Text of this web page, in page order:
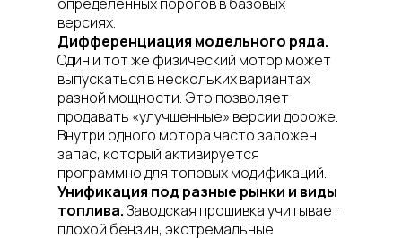
версиях.
Дифференциация модельного ряда.
Один и тот же физический мотор может
выпускаться в нескольких вариантах
разной мощности. Это позволяет
продавать «улучшенные» версии дороже.
Внутри одного мотора часто заложен
запас, который активируется
программно для топовых модификаций.
Унификация под разные рынки и виды
топлива.Заводская прошивка учитывает
плохой бензин, экстремальные